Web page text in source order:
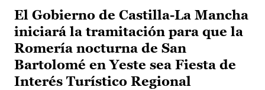
El Gobierno de Castilla-La Mancha
iniciará la tramitación para que la
Romería nocturna de San
Bartolomé en Yeste sea Fiesta de
Interés Turístico Regional